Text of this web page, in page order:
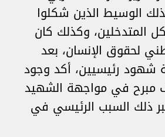
الوسيط الذين شكلوا
المتدخلين، وكذلك كان
لحقوق الإنسان، بعد
شهود رئيسيين، أكد وجود
مبرح في مواجهة الشهيد
ذلك السبب الرئيسي في